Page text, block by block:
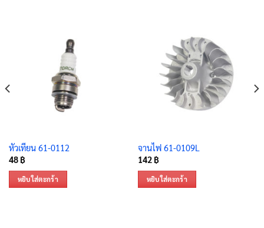
หัวเทียน 61-0112
48 ฿
หยิบใส่ตะกร้า
จานไฟ 61-0109L
142 ฿
หยิบใส่ตะกร้า